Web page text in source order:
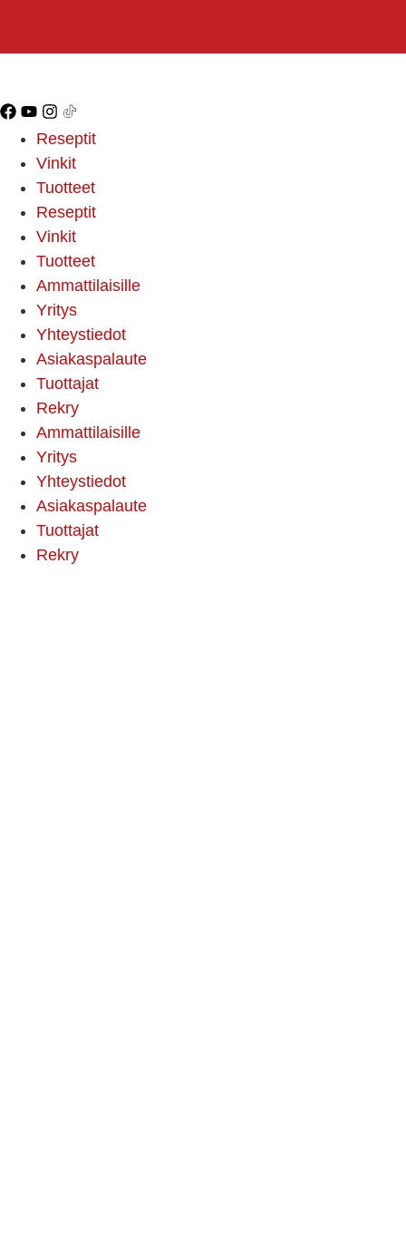
Reseptit
Vinkit
Tuotteet
Reseptit
Vinkit
Tuotteet
Ammattilaisille
Yritys
Yhteystiedot
Asiakaspalaute
Tuottajat
Rekry
Ammattilaisille
Yritys
Yhteystiedot
Asiakaspalaute
Tuottajat
Rekry